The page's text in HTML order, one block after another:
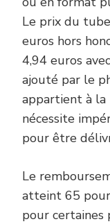
Le prix du
euros hors
4,94 euros
ajouté par le
appartient à la
nécessite
pour être
Le
atteint 65
pour certaines